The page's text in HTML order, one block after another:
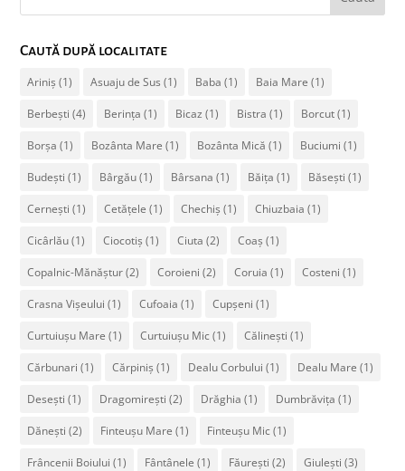
Caută după localitate
Ariniș (1) Asuaju de Sus (1) Baba (1) Baia Mare (1)
Berbești (4) Berința (1) Bicaz (1) Bistra (1) Borcut(1)
Borșa (1) Bozânta Mare (1) Bozânta Mică (1) Buciumi (1)
Budești (1) Bârgău(1) Bârsana (1) Băița (1) Băsești (1)
Cernești (1) Cetățele (1) Chechiș (1) Chiuzbaia (1)
Cicârlău(1) Ciocotiș (1) Ciuta (2) Coaș (1)
Copalnic-Mănăștur(2) Coroieni (2) Coruia (1) Costeni (1)
Crasna Vișeului (1) Cufoaia (1) Cupșeni (1)
Curtuiușu Mare (1) Curtuiușu Mic(1) Călinești (1)
Cărbunari (1) Cărpiniș (1) Dealu Corbului (1) Dealu Mare (1)
Desești (1) Dragomirești (2) Drăghia (1) Dumbrăvița (1)
Dănești (2) Finteușu Mare (1) Finteușu Mic(1)
Frâncenii Boiului (1) Fântânele (1) Făurești (2) Giulești (3)